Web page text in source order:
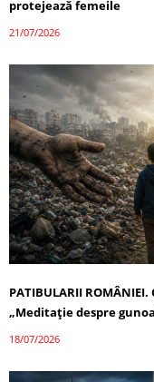
protejează femeile
21/07/2026
PATIBULARII
„Meditație despre
18/07/2026